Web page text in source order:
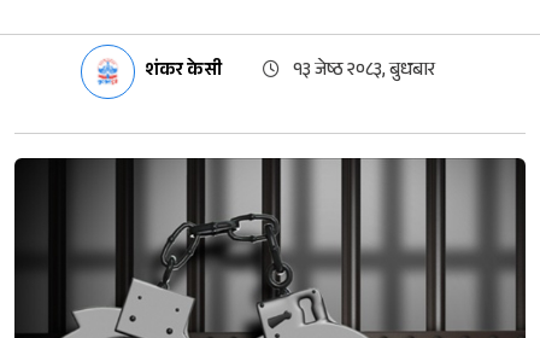
शंकर केसी १३ जेष्ठ २०८३, बुधबार